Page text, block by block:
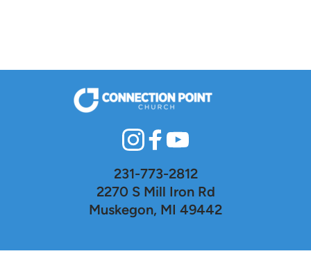
c204a056a8065ed183cd8030af198332
231-773-2812
2270 S Mill Iron Rd
Muskegon, MI 49442